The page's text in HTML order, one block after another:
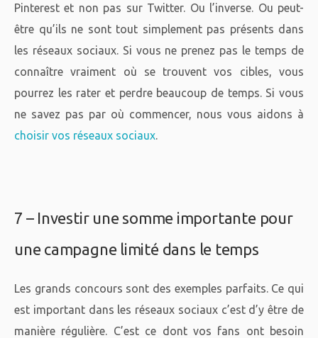
Pinterest et non pas sur Twitter. Ou l’inverse. Ou peut-
être qu’ils ne sont tout simplement pas présents dans
les réseaux sociaux. Si vous ne prenez pas le temps de
connaître vraiment où se trouvent vos cibles, vous
pourrez les rater et perdre beaucoup de temps. Si vous
ne savez pas par où commencer, nous vous aidons à
choisir vos réseaux sociaux.
7 – Investir une somme importante pour
une campagne limité dans le temps
Les grands concours sont des exemples parfaits. Ce qui
est important dans les réseaux sociaux c’est d’y être de
manière régulière. C’est ce dont vos fans ont besoin